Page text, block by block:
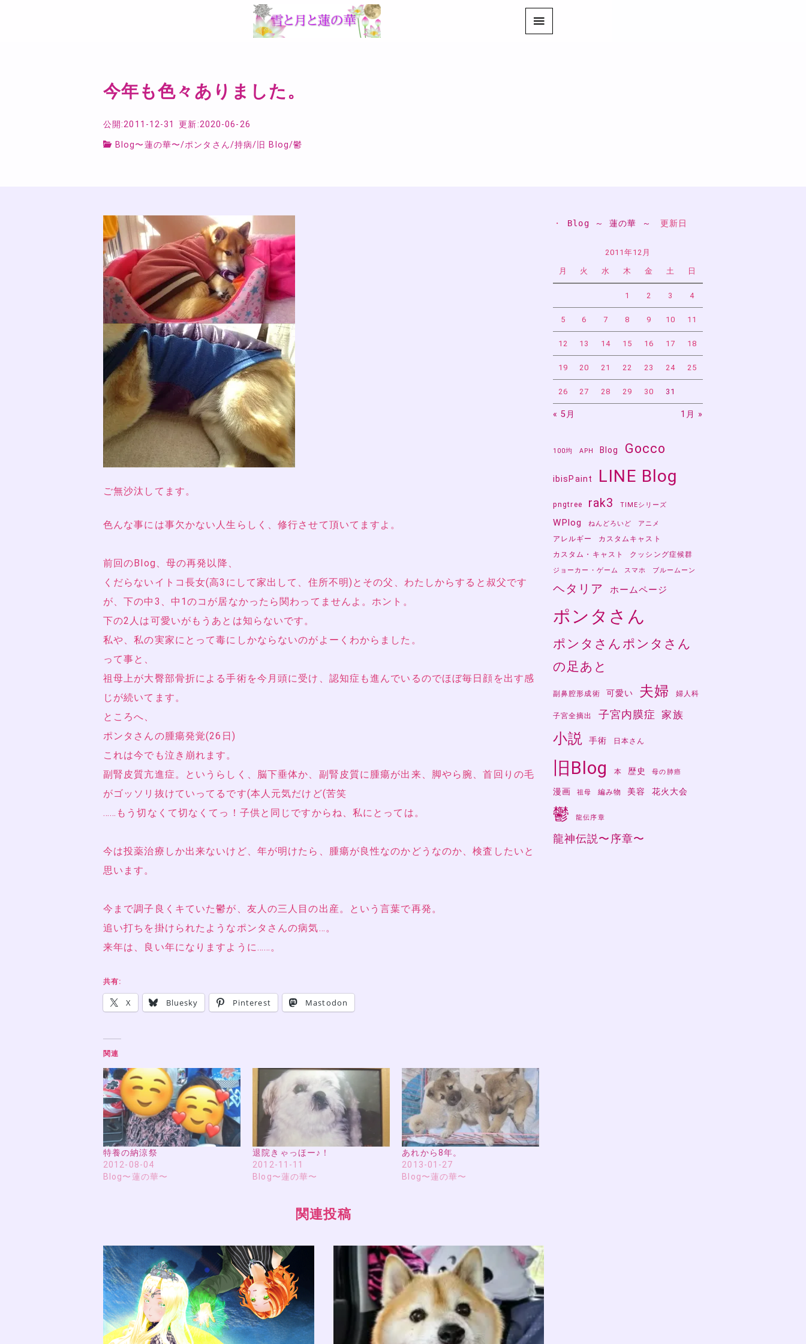
今年も色々ありました。
公開:2011-12-31
更新:2020-06-26
Blog〜蓮の華〜/ポンタさん/持病/ 旧 Blog/鬱
ご無沙汰してます。
色んな事には事欠かない人生らしく、修行させて頂いてますよ。
前回のBlog、母の再発以降、
くだらないイトコ長女(高3にして家出して、住所不明)とその父、わたしからすると叔父です
が、下の中3、中1のコが居なかったら関わってませんよ。ホント。
下の2人は可愛いがもうあとは知らないです。
私や、私の実家にとって毒にしかならないのがよーくわからました。
って事と、
祖母上が大臀部骨折による手術を今月頭に受け、認知症も進んでいるのでほぼ毎日顔を出す感
じが続いてます。
ところへ、
ポンタさんの腫瘍発覚(26日)
これは今でも泣き崩れます。
副腎皮質亢進症。というらしく、脳下垂体か、副腎皮質に腫瘍が出来、脚やら腕、首回りの毛
がゴッソリ抜けていってるです(本人元気だけど(苦笑
……もう切なくて切なくてっ！子供と同じですからね、私にとっては。
今は投薬治療しか出来ないけど、年が明けたら、腫瘍が良性なのかどうなのか、検査したいと
思います。
今まで調子良くキていた鬱が、友人の三人目の出産。という言葉で再発。
追い打ちを掛けられたようなポンタさんの病気…。
来年は、良い年になりますように……。
共有:
X Bluesky Pinterest Mastodon
関連
特養の納涼祭
2012-08-04
Blog〜蓮の華〜
退院きゃっほー♪！
2012-11-11
Blog〜蓮の華〜
あれから8年。
2013-01-27
Blog〜蓮の華〜
関連投稿
・ Blog ～ 蓮の華 ～ 更新日
2011年12月
月 火 水 木 金 土 日
1 2 3 4
5 6 7 8 9 10 11
12 13 14 15 16 17 18
19 20 21 22 23 24 25
26 27 28 29 30 31
« 5月 1月 »
100均 APH Blog Gocco
ibisPaint LINE Blog
pngtree rak3 TIMEシリーズ
WPlog ねんどろいど アニメ
アレルギー
カスタムキャスト
カスタム・キャスト
クッシング症候群
ジョーカー・ゲーム スマホ ブルームーン
ヘタリア ホームページ
ポンタさん
ポンタさんポンタさん
の足あと
副鼻腔形成術 可愛い 夫婦 婦人科
子宮全摘出 子宮内膜症 家族
小説 手術 日本さん
旧Blog 本 歴史 母の肺癌
漫画 祖母 編み物 美容 花火大会
鬱 龍伝序章
龍神伝説〜序章〜